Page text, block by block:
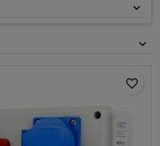
favorite_border